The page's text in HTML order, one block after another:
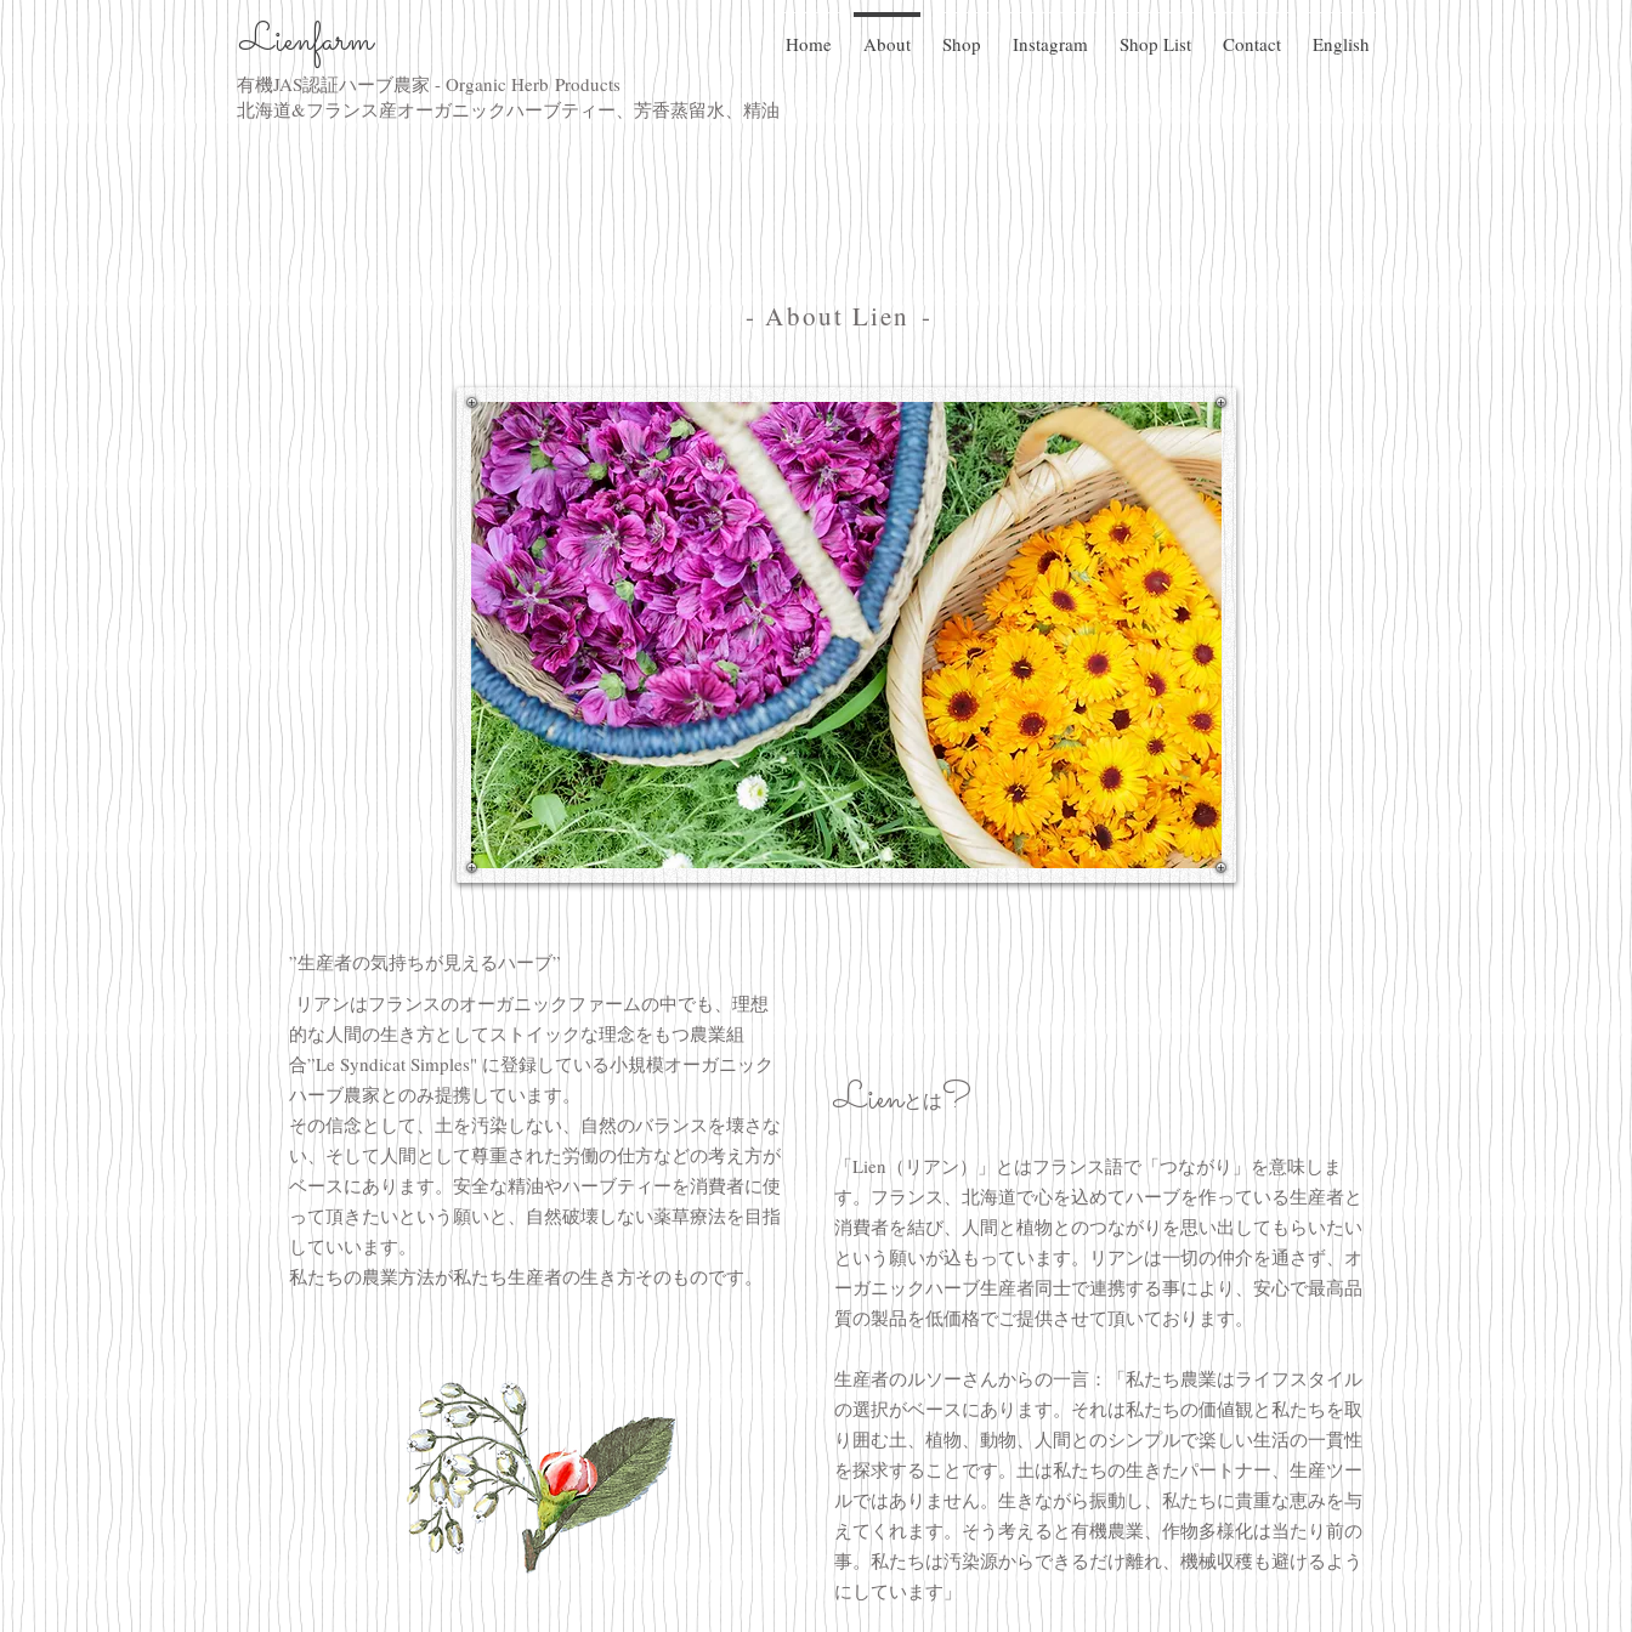
Lienfarm Home About Shop Instagram Shop List Contact
English
有機JAS認証ハーブ農家 - Organic HerbProducts
​北海道&フランス産オーガニックハーブティー、芳香蒸留水、精油
- About Lien -
”生産者の気持ちが見えるハーブ”
リアンはフランスのオーガニックファームの中でも、理想
的な人間の生き方としてストイックな理念をもつ農業組
合”Le Syndicat Simples" に登録している小規模オーガニック
ハーブ農家とのみ提携しています。
その信念として、土を汚染しない、自然のバランスを壊さな
い、そして人間として尊重された労働の仕方などの考え方が
ベースにあります。安全な精油やハーブティーを消費者に使
って頂きたいという願いと、自然破壊しない薬草療法を目指
していいます。
私たちの農業方法が私たち生産者の生き方そのものです。
Lienとは?
「Lien（リアン）」とはフランス語で「つながり」を意味しま
す。フランス、北海道で心を込めてハーブを作っている生産者と
消費者を結び、人間と植物とのつながりを思い出してもらいたい
という願いが込もっています。リアンは一切の仲介を通さず、オ
ーガニックハーブ生産者同士で連携する事により、安心で最高品
質の製品を低価格でご提供させて頂いております。
生産者のルソーさんからの一言：「私たち農業はライフスタイル
の選択がベースにあります。それは私たちの価値観と私たちを取
り囲む土、植物、動物、人間とのシンプルで楽しい生活の一貫性
を探求することです。土は私たちの生きたパートナー、生産ツー
ルではありません。生きながら振動し、私たちに貴重な恵みを与
えてくれます。そう考えると有機農業、作物多様化は当たり前の
事。私たちは汚染源からできるだけ離れ、機械収穫も避けるよう
にしています」